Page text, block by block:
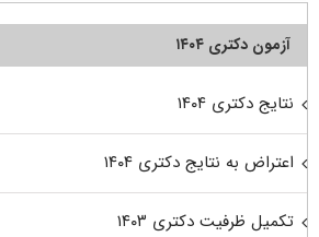
آزمون دکتری ۱۴۰۴
نتایج دکتری ۱۴۰۴
اعتراض به نتایج دکتری ۱۴۰۴
تکمیل ظرفیت دکتری ۱۴۰۳